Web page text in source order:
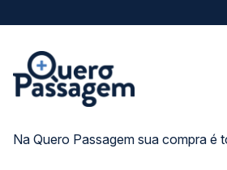
Na Quero Passagem sua compra é